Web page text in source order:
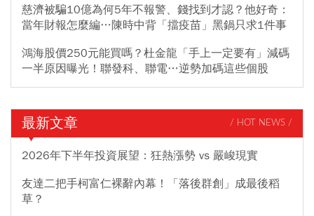
慈濟被騙10億為何5年不報警、錢找到才認？他好奇：
當年財報怎麼編…陳時中背「擋疫苗」黑鍋只求1件事
鴻海股價250元能買嗎？杜金龍「手上一定要有」減碼
一半原因曝光！聯發科、聯電…逆勢加碼這些個股
最新文章 / HOT NEWS /
2026年下半年投資展望：狂熱漲勢 vs 嚴峻現實
友達二把手柯富仁裸辭內幕！「落後群創」成最後稻
草？